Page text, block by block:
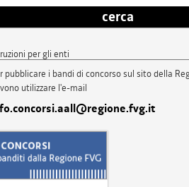
cerca
per gli enti
pubblicare i bandi di concorso sul sito della
utilizzare l'e-mail